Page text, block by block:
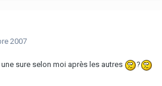
2007
sure selon moi après les autres
?